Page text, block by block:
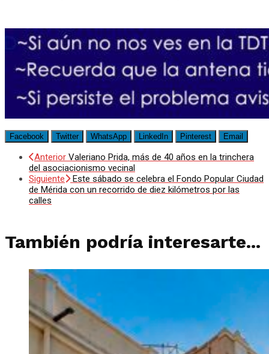
Facebook Twitter WhatsApp LinkedIn Pinterest Email
Anterior Valeriano Prida, más de 40 años en la trinchera
del asociacionismo vecinal
Siguiente
Este sábado se celebra el Fondo Popular Ciudad
de Mérida con un recorrido de diez kilómetros por las
calles
También podría interesarte...